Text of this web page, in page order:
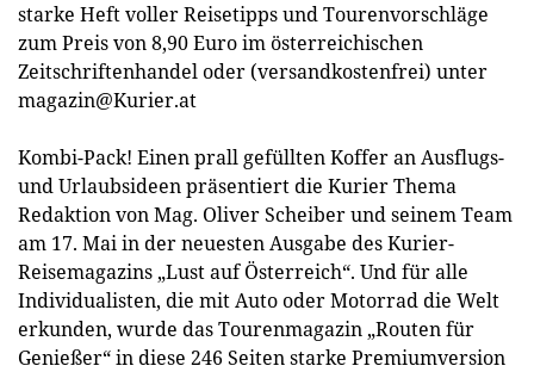
starke Heft voller Reisetipps und Tourenvorschläge
zum Preis von 8,90 Euro im österreichischen
Zeitschriftenhandel oder (versandkostenfrei) unter
magazin@Kurier.at
Kombi-Pack! Einen prall gefüllten Koffer an Ausflugs-
und Urlaubsideen präsentiert die Kurier Thema
Redaktion von Mag. Oliver Scheiber und seinem Team
am 17. Mai in der neuesten Ausgabe des Kurier-
Reisemagazins „Lust auf Österreich“. Und für alle
Individualisten, die mit Auto oder Motorrad die Welt
erkunden, wurde das Tourenmagazin „Routen für
Genießer“ in diese 246 Seiten starke Premiumversion